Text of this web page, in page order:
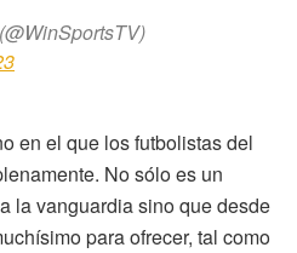
en el que los futbolistas del
No sólo es un
la vanguardia sino que desde
para ofrecer, tal como